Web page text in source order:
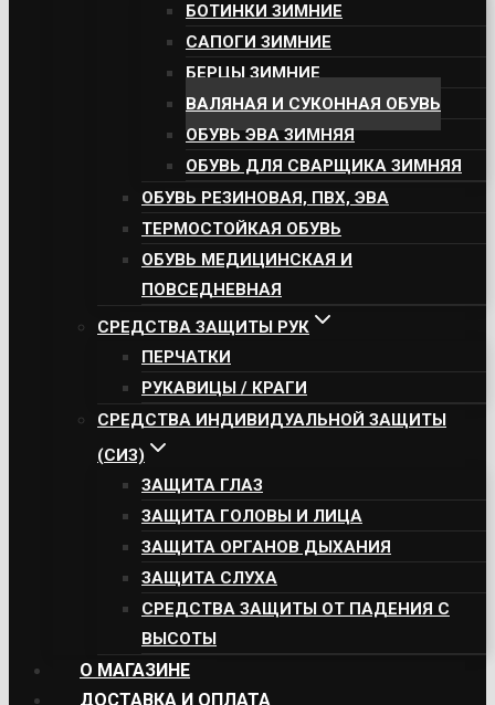
БОТИНКИ ЗИМНИЕ
САПОГИ ЗИМНИЕ
БЕРЦЫ ЗИМНИЕ
ВАЛЯНАЯ И СУКОННАЯ ОБУВЬ
ОБУВЬ ЭВА ЗИМНЯЯ
ОБУВЬ ДЛЯ СВАРЩИКА ЗИМНЯЯ
ОБУВЬ РЕЗИНОВАЯ, ПВХ, ЭВА
ТЕРМОСТОЙКАЯ ОБУВЬ
ОБУВЬ МЕДИЦИНСКАЯ И
ПОВСЕДНЕВНАЯ
СРЕДСТВА ЗАЩИТЫ РУК
ПЕРЧАТКИ
РУКАВИЦЫ / КРАГИ
СРЕДСТВА ИНДИВИДУАЛЬНОЙ ЗАЩИТЫ
(СИЗ)
ЗАЩИТА ГЛАЗ
ЗАЩИТА ГОЛОВЫ И ЛИЦА
ЗАЩИТА ОРГАНОВ ДЫХАНИЯ
ЗАЩИТА СЛУХА
СРЕДСТВА ЗАЩИТЫ ОТ ПАДЕНИЯ С
ВЫСОТЫ
О МАГАЗИНЕ
ДОСТАВКА И ОПЛАТА